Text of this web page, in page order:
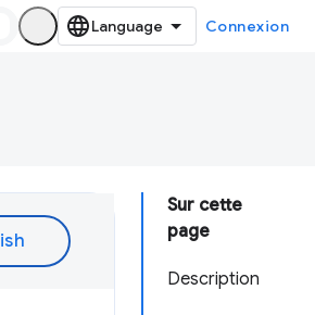
Connexion
Sur cette
page
Description